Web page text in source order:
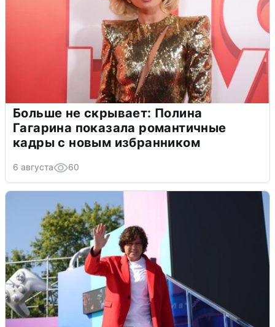
Больше не скрывает: Полина
Гагарина показала романтичные
кадры с новым избранником
6 августа 60